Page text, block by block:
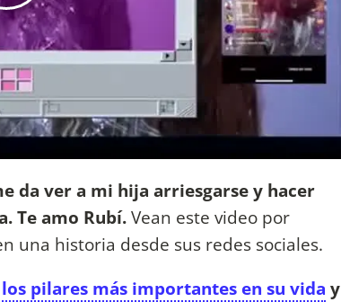
da ver a mi hija arriesgarse y hacer
Te amo Rubí.Vean este video por
una historia desde sus redes sociales.
pilares más importantes en su vida y